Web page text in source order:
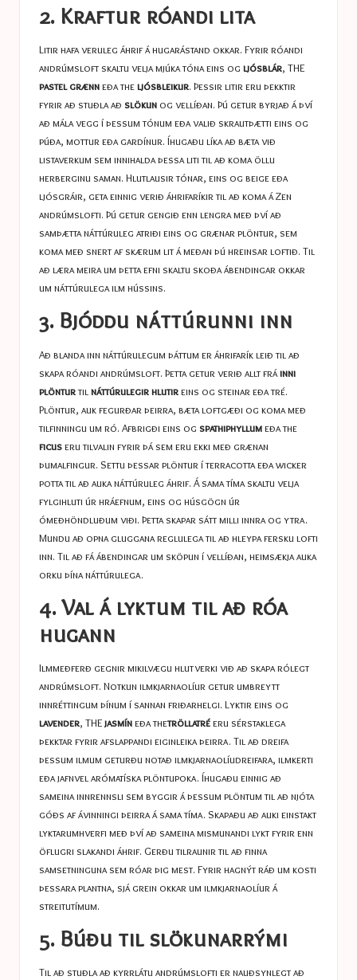
2. Kraftur róandi lita
Litir hafa veruleg áhrif á hugarástand okkar. Fyrir róandi
andrúmsloft skaltu velja mjúka tóna eins og ljósblár, THE
pastel grænneða theljósbleikur. Þessir litir eru þekktir
fyrir að stuðla að slökun og vellíðan. Þú getur byrjað á því
að mála vegg í þessum tónum eða valið skrautþætti eins og
púða, mottur eða gardínur. Íhugaðu líka að bæta við
listaverkum sem innihalda þessa liti til að koma öllu
herberginu saman. Hlutlausir tónar, eins og beige eða
ljósgráir, geta einnig verið áhrifaríkir til að koma á Zen
andrúmslofti. Þú getur gengið enn lengra með því að
samþætta náttúruleg atriði eins og grænar plöntur, sem
koma með snert af skærum lit á meðan þú hreinsar loftið. Til
að læra meira um þetta efni skaltu skoða ábendingar okkar
um náttúrulega ilm hússins.
3. Bjóddu náttúrunni inn
Að blanda inn náttúrulegum þáttum er áhrifarík leið til að
skapa róandi andrúmsloft. Þetta getur verið allt fráinni
plönturtil náttúrulegir hlutireins og steinar eða tré.
Plöntur, auk fegurðar þeirra, bæta loftgæði og koma með
tilfinningu um ró. Afbrigði eins og spathiphyllumeða the
ficuseru tilvalin fyrir þá sem eru ekki með grænan
þumalfingur. Settu þessar plöntur í terracotta eða wicker
potta til að auka náttúruleg áhrif. Á sama tíma skaltu velja
fylgihluti úr hráefnum, eins og húsgögn úr
ómeðhöndluðum viði. Þetta skapar sátt milli innra og ytra.
Mundu að opna gluggana reglulega til að hleypa fersku lofti
inn. Til að fá ábendingar um sköpun í vellíðan, heimsækjaauka
orku þína náttúrulega.
4. Val á lyktum til að róa
hugann
Ilmmeðferð gegnir mikilvægu hlutverki við að skapa rólegt
andrúmsloft. Notkun ilmkjarnaolíur getur umbreytt
innréttingum þínum í sannan friðarhelgi. Lyktir eins og
lavender, THEjasmíneða thetröllatréeru sérstaklega
þekktar fyrir afslappandi eiginleika þeirra. Til að dreifa
þessum ilmum geturðu notað ilmkjarnaolíudreifara, ilmkerti
eða jafnvel arómatíska plöntupoka. Íhugaðu einnig að
sameina innrennsli sem byggir á þessum plöntum til að njóta
góðs af ávinningi þeirra á sama tíma. Skapaðu að auki einstakt
lyktarumhverfi með því að sameina mismunandi lykt fyrir enn
öflugri slakandi áhrif. Gerðu tilraunir til að finna
samsetninguna sem róar þig mest. Fyrir hagnýt ráð um kosti
þessara plantna, sjá grein okkar um ilmkjarnaolíur á
streitutímum.
5. Búðu til slökunarrými
Til að stuðla að kyrrlátu andrúmslofti er nauðsynlegt að